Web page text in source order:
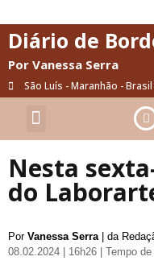
Diário de
Por Vanessa Serra
São Luís - Maranhão - Brasil
Nesta
do
Por Vanessa Serra | da
08.02.2024 | 16h26
| Tempo